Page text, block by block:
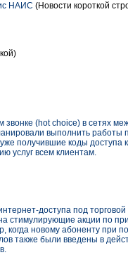
НАИС (Новости короткой
(hot choice) в сетях
выполнить
получившие коды доступа
услуг всем клиентам.
доступа под
стимулирующие акции по
новому абоненту при
также были введены в